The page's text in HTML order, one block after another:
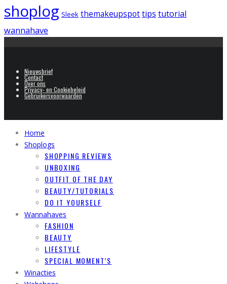
shoplog Sleek themakeupspottips tutorial
wannahave
Nieuwsbrief
Contact
Over ons
Privacy- en Cookiebeleid
Gebruikersvoorwaarden
Home
Shoplogs
SHOPPING REVIEWS
UNBOXING
OUTFIT OF THE DAY
BEAUTY/TUTORIALS
DO IT YOURSELF
Wannahaves
FASHION
BEAUTY
LIFESTYLE
SPECIAL MOMENT’S
Winacties